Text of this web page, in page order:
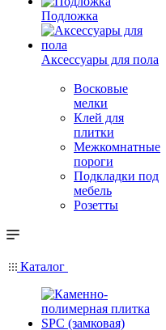
Подложка
Аксессуары для пола
Восковые
мелки
Клей для
плитки
Межкомнатные
пороги
Подкладки под
мебель
Розетты
Каталог